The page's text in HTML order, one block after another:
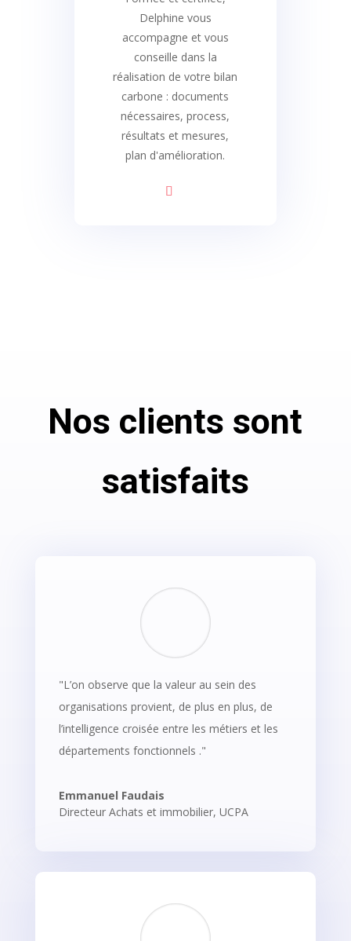
Delphine vous
accompagne et vous
conseille dans la
réalisation de votre bilan
carbone : documents
nécessaires, process,
résultats et mesures,
plan d'amélioration.
Nos clients sont
satisfaits
"L’on observe que la valeur au sein des
organisations provient, de plus en plus, de
l’intelligence croisée entre les métiers et les
départements fonctionnels ."
Emmanuel Faudais
Directeur Achats et immobilier, UCPA